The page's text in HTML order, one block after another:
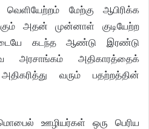
மேற்கு ஆபிரிக்க
அதன் முன்னாள் குடியேற்ற
கடந்த ஆண்டு இரண்டு
அரசாங்கம் அதிகாரத்தைக்
வரும் பதற்றத்தின்
ஊழியர்கள் ஒரு பெரிய